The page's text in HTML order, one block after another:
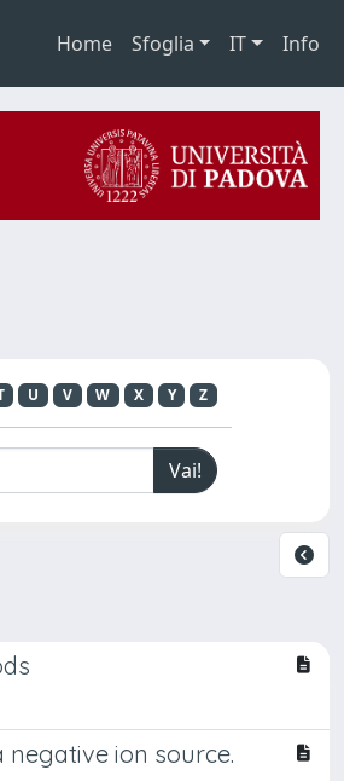
Home Sfoglia IT Info
U V W X Y Z
ion source.